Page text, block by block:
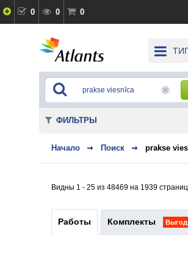
0 0 0
Начало Поиск prakse
Видны 1 - 25 из 48469 на 1939
Работы Комплекты
ФИЛЬТРЫ